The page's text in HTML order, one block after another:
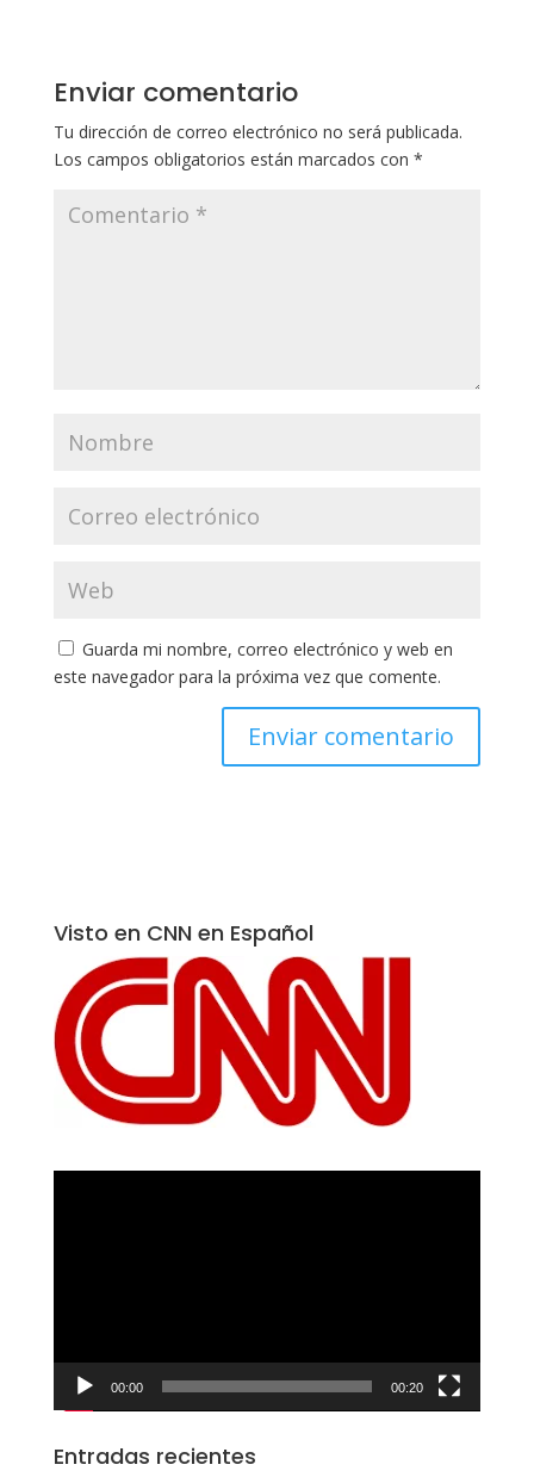
Enviar comentario
Tu dirección de correo electrónico no será publicada.
Los campos obligatorios están marcados con *
Guarda mi nombre, correo electrónico y web en
este navegador para la próxima vez que comente.
Visto en CNN en Español
00:00 00:20
Entradas recientes